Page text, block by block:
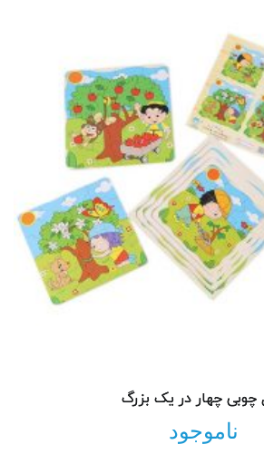
چوبی چهار در یک بزرگ
ناموجود